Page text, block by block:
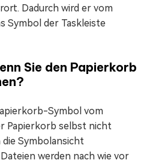
Dadurch wird er vom
Symbol der Taskleiste
Sie den Papierkorb
Symbol vom
Papierkorb selbst nicht
Symbolansicht
werden nach wie vor